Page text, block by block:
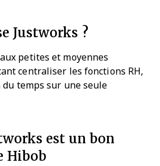
Justworks ?
petites et moyennes
centraliser les fonctions RH,
du temps sur une seule
est un bon
Hibob